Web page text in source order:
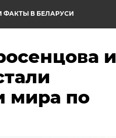
ФАКТЫ В БЕЛАРУСИ
и
мира по